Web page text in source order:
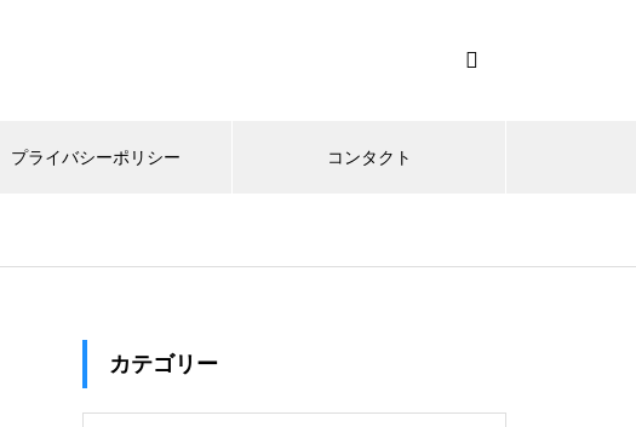
プライバシーポリシー コンタクト
カテゴリー